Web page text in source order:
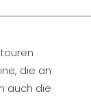
die an
auch die